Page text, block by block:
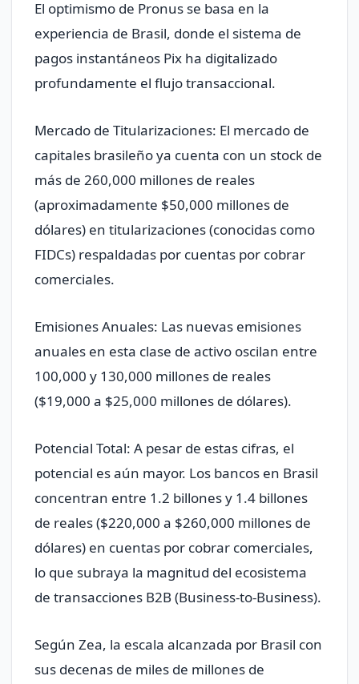
El optimismo de Pronus se basa en la
experiencia de Brasil, donde el sistema de
pagos instantáneos Pix ha digitalizado
profundamente el flujo transaccional.
Mercado de Titularizaciones: El mercado de
capitales brasileño ya cuenta con un stock de
más de 260,000 millones de reales
(aproximadamente $50,000 millones de
dólares) en titularizaciones (conocidas como
FIDCs) respaldadas por cuentas por cobrar
comerciales.
Emisiones Anuales: Las nuevas emisiones
anuales en esta clase de activo oscilan entre
100,000 y 130,000 millones de reales
($19,000 a $25,000 millones de dólares).
Potencial Total: A pesar de estas cifras, el
potencial es aún mayor. Los bancos en Brasil
concentran entre 1.2 billones y 1.4 billones
de reales ($220,000 a $260,000 millones de
dólares) en cuentas por cobrar comerciales,
lo que subraya la magnitud del ecosistema
de transacciones B2B (Business-to-Business).
Según Zea, la escala alcanzada por Brasil con
sus decenas de miles de millones de